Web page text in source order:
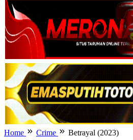
Home Crime Betrayal (2023)